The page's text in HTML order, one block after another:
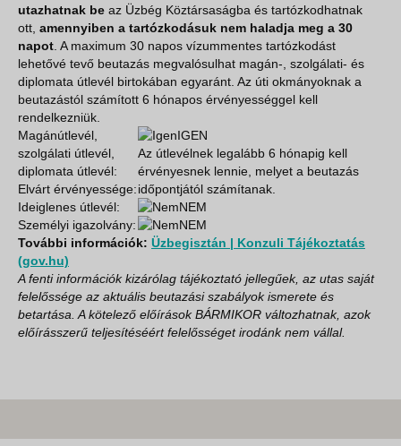
utazhatnak be az Üzbég Köztársaságba és tartózkodhatnak
ott, amennyiben a tartózkodásuk nem haladja meg a 30
napot . A maximum 30 napos vízummentes tartózkodást
lehetővé tevő beutazás megvalósulhat magán-, szolgálati- és
diplomata útlevél birtokában egyaránt. Az úti okmányoknak a
beutazástól számított 6 hónapos érvényességgel kell
rendelkezniük.
Magánútlevél,
szolgálati útlevél,
diplomata útlevél:
Elvárt érvényessége:
IGEN
Az útlevélnek legalább 6 hónapig kell
érvényesnek lennie, melyet a beutazás
időpontjától számítanak.
Ideiglenes útlevél:
NEM
Személyi igazolvány:
NEM
További információk: Üzbegisztán | Konzuli Tájékoztatás
(gov.hu)
A fenti információk kizárólag tájékoztató jellegűek, az utas saját
felelőssége az aktuális beutazási szabályok ismerete és
betartása. A kötelező előírások BÁRMIKOR változhatnak, azok
előírásszerű teljesítéséért felelősséget irodánk nem vállal.